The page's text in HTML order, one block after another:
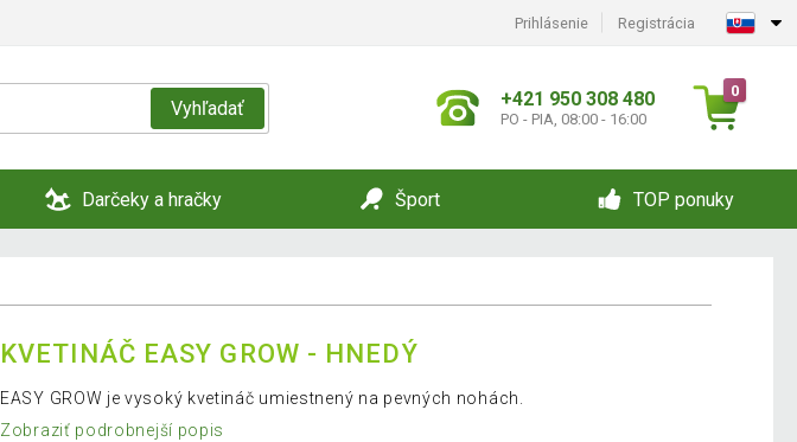
Prihlásenie Registrácia
Vyhľadať +421 950 308 480
PO - PIA, 08:00 - 16:00
0
Darčeky a hračky Šport TOP ponuky
KVETINÁČ EASY GROW - HNEDÝ
EASY GROW je vysoký kvetináč umiestnený na pevných nohách.
Zobraziť podrobnejší popis